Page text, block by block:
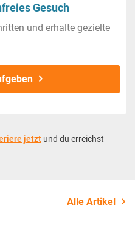
Gesuch
und erhalte gezielte
jetzt und du erreichst
Alle Artikel